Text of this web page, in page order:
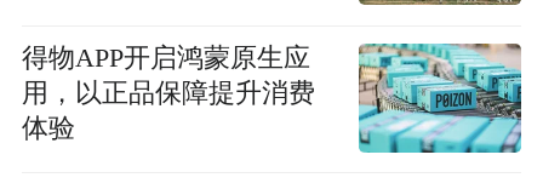
得物APP开启鸿蒙原生应
用，以正品保障提升消费
体验